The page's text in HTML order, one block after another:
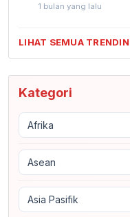
1 bulan yang lalu
LIHAT SEMUA
Kategori
Afrika
Asean
Asia Pasifik